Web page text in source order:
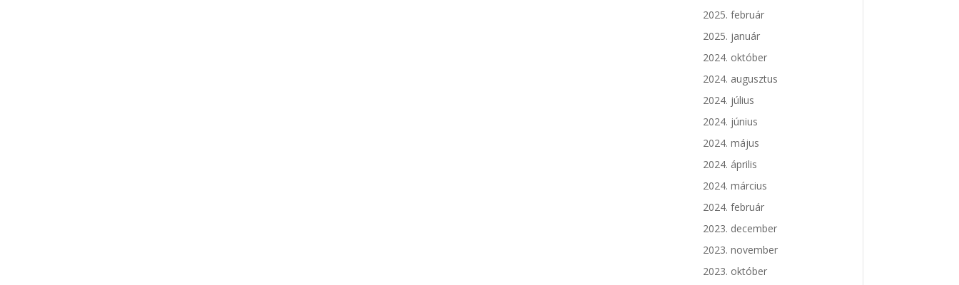
2025. február
2025. január
2024. október
2024. augusztus
2024. július
2024. június
2024. május
2024. április
2024. március
2024. február
2023. december
2023. november
2023. október